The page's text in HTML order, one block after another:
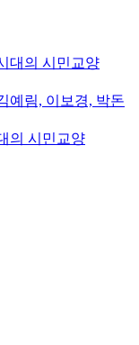
예림, 이보경, 박돈
의 시민교양